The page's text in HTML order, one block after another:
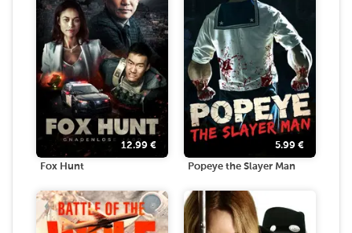
12.99 €
Fox Hunt
5.99 €
Popeye the Slayer Man